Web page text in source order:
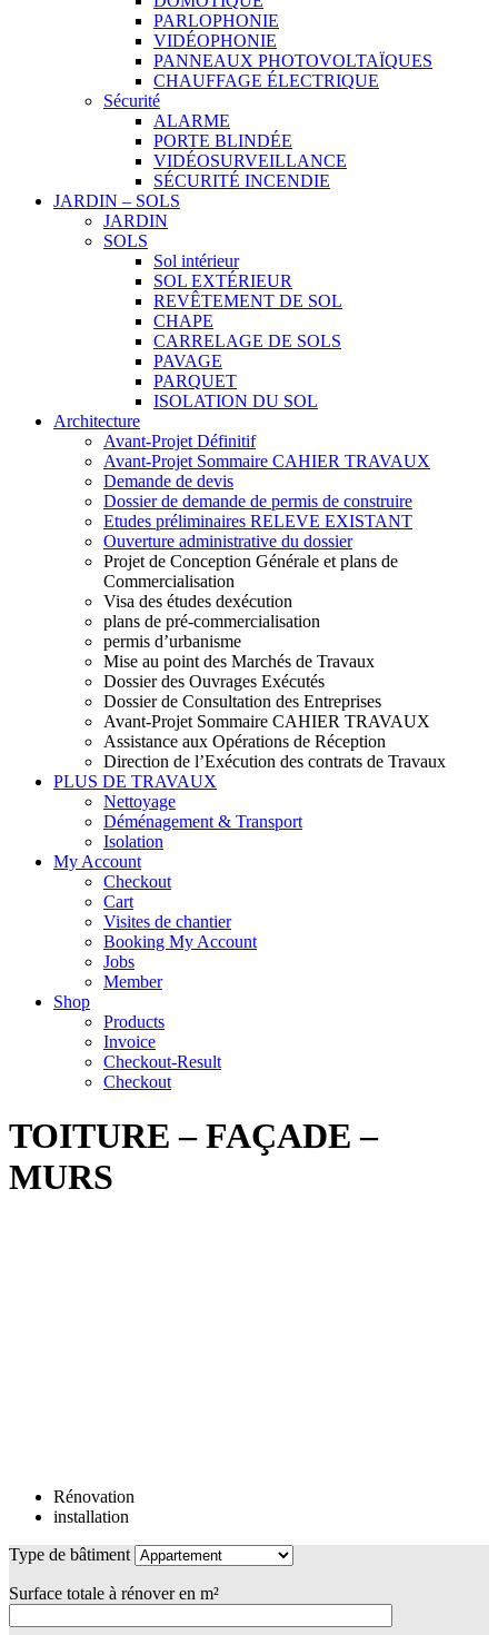
PARLOPHONIE
VIDÉOPHONIE
PANNEAUX PHOTOVOLTAÏQUES
CHAUFFAGE ÉLECTRIQUE
Sécurité
ALARME
PORTE BLINDÉE
VIDÉOSURVEILLANCE
SÉCURITÉ INCENDIE
JARDIN – SOLS
JARDIN
SOLS
Sol intérieur
SOL EXTÉRIEUR
REVÊTEMENT DE SOL
CHAPE
CARRELAGE DE SOLS
PAVAGE
PARQUET
ISOLATION DU SOL
Architecture
Avant-Projet Définitif
Avant-Projet Sommaire CAHIER TRAVAUX
Demande de devis
Dossier de demande de permis de construire
Etudes préliminaires RELEVE EXISTANT
Ouverture administrative du dossier
Projet de Conception Générale et plans de
Commercialisation
Visa des études dexécution
plans de pré-commercialisation
permis d’urbanisme
Mise au point des Marchés de Travaux
Dossier des Ouvrages Exécutés
Dossier de Consultation des Entreprises
Avant-Projet Sommaire CAHIER TRAVAUX
Assistance aux Opérations de Réception
Direction de l’Exécution des contrats de Travaux
PLUS DE TRAVAUX
Nettoyage
Déménagement & Transport
Isolation
My Account
Checkout
Cart
Visites de chantier
Booking My Account
Jobs
Member
Shop
Products
Invoice
Checkout-Result
Checkout
TOITURE – FAÇADE –
MURS
Rénovation
installation
Type de bâtiment
Surface totale à rénover en m²